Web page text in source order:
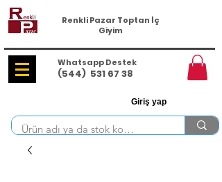
Renkli Pazar Toptan İç
Giyim
Whatsapp Destek
(544) 531 67 38
Giriş yap